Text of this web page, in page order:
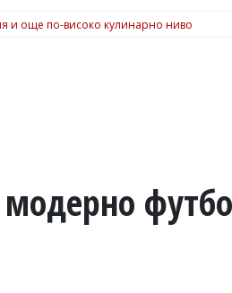
и още по-високо кулинарно ниво